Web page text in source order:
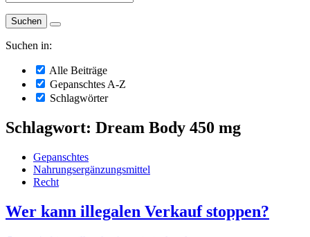
Suchen in:
Alle Beiträge
Gepanschtes A-Z
Schlagwörter
Schlagwort: Dream Body 450 mg
Gepanschtes
Nahrungsergänzungsmittel
Recht
Wer kann illegalen Verkauf stoppen?